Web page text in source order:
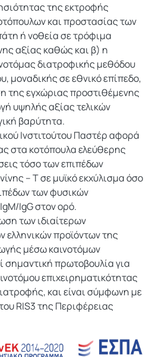
της εκτροφής
και προστασίας των
ή νοθεία σε τρόφιμα
αξίας καθώς και β) η
διατροφικής μεθόδου
μοναδικής σε εθνικό επίπεδο,
της εγχώριας προστιθέμενης
υψηλής αξίας τελικών
βαρύτητα.
Ινστιτούτου Παστέρ αφορά
στα κοτόπουλα ελεύθερης
τόσο των επιπέδων
– Τ σε μυϊκό εκχύλισμα όσο
των φυσικών
IgG στον ορό.
των ιδιαίτερων
ελληνικών προϊόντων της
μέσω καινοτόμων
σημαντική πρωτοβουλία για
επιχειρηματικότητας
και είναι σύμφωνη με
RIS3 της Περιφέρειας